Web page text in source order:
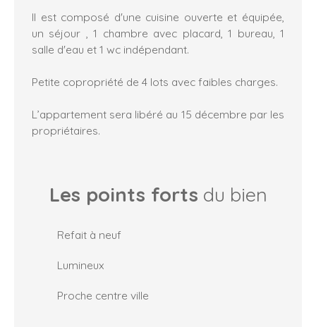
Il est composé d'une cuisine ouverte et équipée,
un séjour , 1 chambre avec placard, 1 bureau, 1
salle d'eau et 1 wc indépendant.
Petite copropriété de 4 lots avec faibles charges.
L’appartement sera libéré au 15 décembre par les
propriétaires.
Les points forts du bien
Refait à neuf
Lumineux
Proche centre ville